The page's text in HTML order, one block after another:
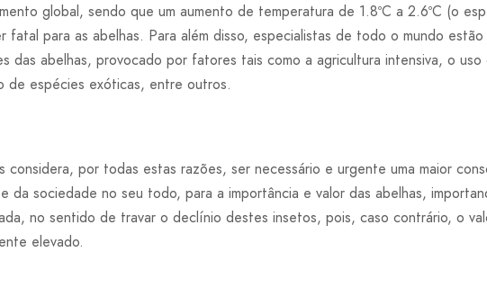
global, sendo que um aumento de temperatura de 1.8ºC a 2.6ºC (o
fatal para as abelhas. Para além disso, especialistas de todo o mundo
das abelhas, provocado por fatores tais como a agricultura intensiva, o
de espécies exóticas, entre outros.
considera, por todas estas razões, ser necessário e urgente uma maior
da sociedade no seu todo, para a importância e valor das abelhas,
no sentido de travar o declínio destes insetos, pois, caso contrário, o
elevado.